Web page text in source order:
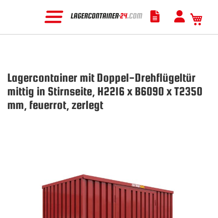
Lagercontainer mit Doppel-Drehflügeltür
mittig in Stirnseite, H2216 x B6090 x T2350
mm, feuerrot, zerlegt